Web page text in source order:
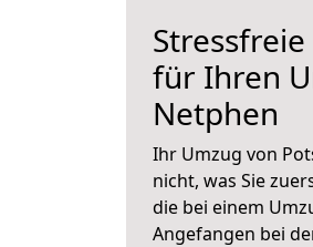
für Ihren
Netphen
Ihr Umzug von
nicht, was Sie
die bei einem
Angefangen bei